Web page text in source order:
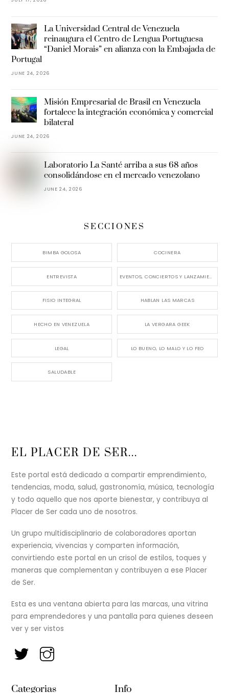
La Universidad Central de Venezuela
reinaugura el Centro de Lengua Portuguesa
“Daniel Morais” en alianza con la Embajada de
Portugal
JUNE 24, 2026
Misión Empresarial de Brasil en Venezuela
fortalece la integración económica y comercial
bilateral
JUNE 24, 2026
Laboratorio La Santé arriba a sus 68 años
consolidándose en el mercado venezolano
JUNE 24, 2026
SECCIONES
BIMBA GOLOSA COCINERA
ENTREVISTA EVENTOS, CONCIERTOS Y LANZAMIENTOS
FISIO INTEGRAL HABLAN LAS MARCAS
HECHO EN VENEZUELA LA VERGARA GEEK
LEGAL LO BUENO, LO MALO Y LO FEO
SALUDABLE
Back
Top
EL PLACER DE SER...
Este portal está dedicado a compartir emprendimiento,
tendencias, moda, salud, gastronomía, música, tecnología
y todo aquello que nos aporte bienestar, y contribuya al
Placer de Ser cada uno de nosotros.
Un grupo multidisciplinario de colaboradores aportan
experiencia, vivencias y comparten información,
convirtiendo este portal en un crisol de estilos, toques y
maneras que complementan y contribuyen a ese Placer
de Ser.
Esta es una ventana abierta para las marcas, una vitrina
para emprendedores y una pantalla para quienes deseen
ver y ser vistos
Categorias Info